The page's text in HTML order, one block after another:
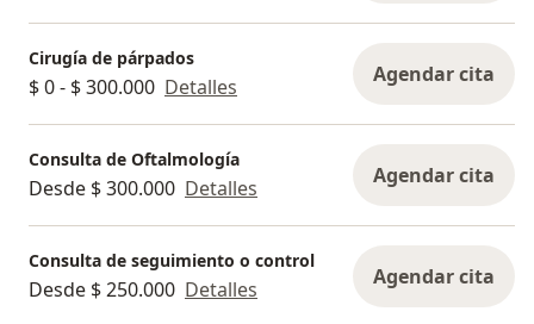
Cirugía de párpados
$ 0 - $ 300.000 Detalles Agendar cita
Consulta de Oftalmología
Desde $ 300.000 Detalles Agendar cita
Consulta de seguimiento o control
Desde $ 250.000 Detalles Agendar cita